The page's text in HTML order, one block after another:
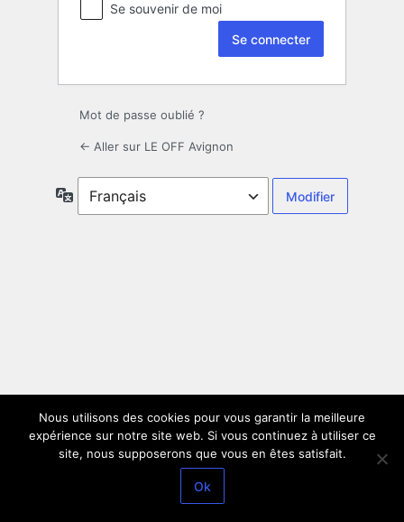
Se souvenir de moi
Mot de passe oublié ?
← Aller sur LE OFF Avignon
Langue
Nous utilisons des cookies pour vous garantir la meilleure
expérience sur notre site web. Si vous continuez à utiliser ce
site, nous supposerons que vous en êtes satisfait.
Ok